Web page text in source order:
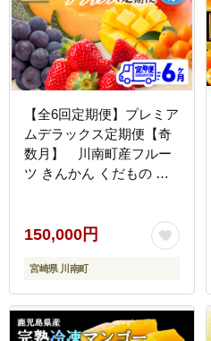
【全6回定期便】プレミア
ムデラックス定期便【奇
数月】 川南町産フルー
ツ きんかん くだもの い
赤肉メロン メロン
150,000円
宮崎県 川南町